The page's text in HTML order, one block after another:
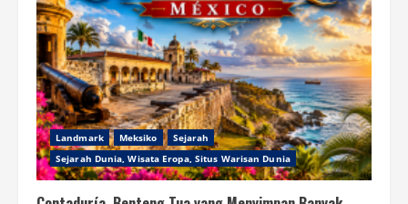
Landmark Meksiko
Sejarah
Sejarah Dunia, Wisata Eropa, Situs Warisan Dunia